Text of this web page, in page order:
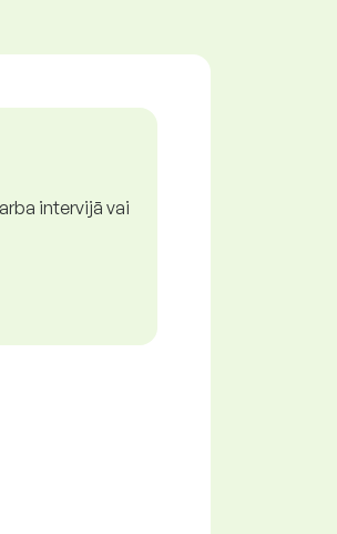
intervijā vai